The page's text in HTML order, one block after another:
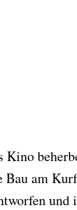
Kino
am